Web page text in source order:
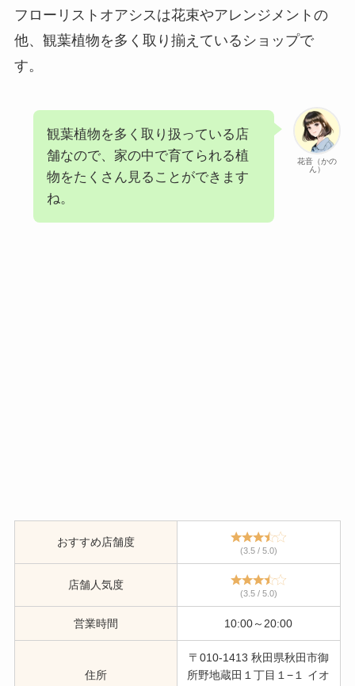
フローリストオアシスは花束やアレンジメントの
他、観葉植物を多く取り揃えているショップで
す。
花音（かの
ん）
観葉植物を多く取り扱っている店
舗なので、家の中で育てられる植
物をたくさん見ることができます
ね。
おすすめ店舗度
(3.5 / 5.0)
店舗人気度
(3.5 / 5.0)
営業時間 10:00～20:00
住所
〒010-1413 秋田県秋田市御
所野地蔵田１丁目１−１ イオ